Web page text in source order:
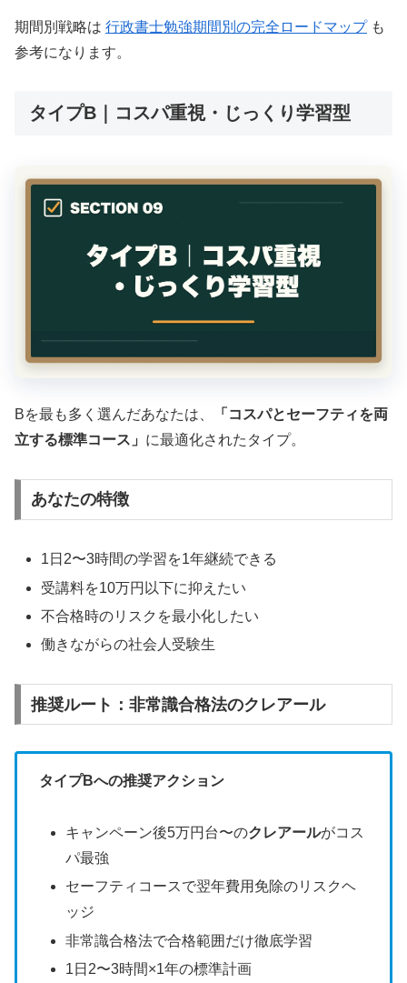
期間別戦略は 行政書士勉強期間別の完全ロードマップも
参考になります。
タイプB｜コスパ重視・じっくり学習型
Bを最も多く選んだあなたは、
「コスパとセーフティを両
立する標準コース」 に最適化されたタイプ。
あなたの特徴
1日2〜3時間の学習を1年継続できる
受講料を10万円以下に抑えたい
不合格時のリスクを最小化したい
働きながらの社会人受験生
推奨ルート：非常識合格法のクレアール
タイプBへの推奨アクション
キャンペーン後5万円台〜のクレアールがコス
パ最強
セーフティコースで翌年費用免除のリスクヘ
ッジ
非常識合格法で合格範囲だけ徹底学習
1日2〜3時間×1年の標準計画